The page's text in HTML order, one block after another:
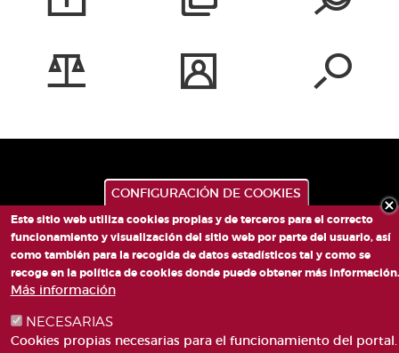
PLAZA DE SAN LORENZO, 4 VALÈNCIA 46003
CONFIGURACIÓN DE COOKIES
Este sitio web utiliza cookies propias y de terceros para el correcto
funcionamiento y visualización del sitio web por parte del usuario, así
como también para la recogida de datos estadísticos tal y como se
recoge en la política de cookies donde puede obtener más información.
Más información
NECESARIAS
Cookies propias necesarias para el funcionamiento del portal.